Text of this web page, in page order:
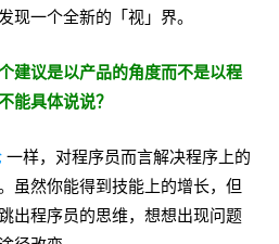
现一个全新的「视」界。
建议是以产品的角度而不是以程
能具体说说？
一样，对程序员而言解决程序上的
虽然你能得到技能上的增长，但
出程序员的思维，想想出现问题